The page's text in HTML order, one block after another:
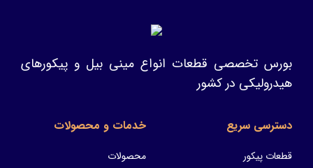
بورس تخصصی قطعات انواع مینی بیل و پیکورهای
هیدرولیکی در کشور
دسترسی سریع
قطعات پیکور
خدمات و محصولات
محصولات